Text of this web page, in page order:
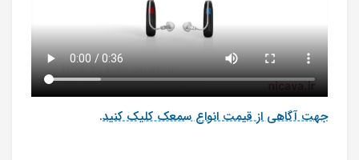
جهت آگاهی از قیمت انواع سمعک کلیک کنید.